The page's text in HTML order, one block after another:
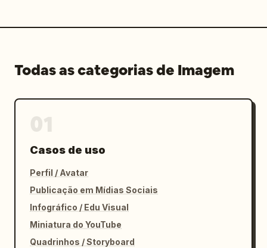
Todas as categorias de Imagem
Casos de uso
Perfil / Avatar
Publicação em Mídias Sociais
Infográfico / Edu Visual
Miniatura do YouTube
Quadrinhos / Storyboard